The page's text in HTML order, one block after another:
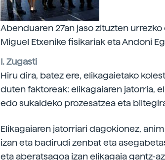
Abenduaren 27an jaso zituzten
Miguel Etxenike fisikariak eta Andoni
I. Zugasti
Hiru dira, batez ere, elikagaietako
duten faktoreak: elikagaiaren jatorria,
edo sukaldeko prozesatzea eta
Elikagaiaren jatorriari dagokionez,
izan eta badirudi zenbat eta
eta aberatsagoa izan elikagaia gantz-